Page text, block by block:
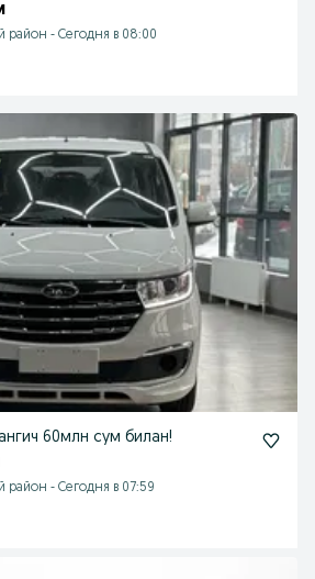
район - Сегодня в 08:00
60млн сум билан!
район - Сегодня в 07:59